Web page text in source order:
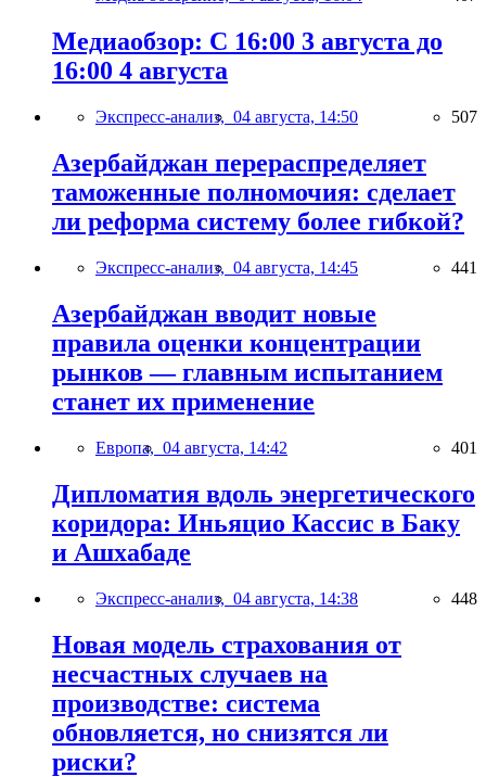
Медиаобзор: С 16:00 3 августа до
16:00 4 августа
Экспресс-анализ, 04 августа, 14:50 507
Азербайджан перераспределяет
таможенные полномочия: сделает
ли реформа систему более гибкой?
Экспресс-анализ, 04 августа, 14:45 441
Азербайджан вводит новые
правила оценки концентрации
рынков — главным испытанием
станет их применение
Европа, 04 августа, 14:42 401
Дипломатия вдоль энергетического
коридора: Иньяцио Кассис в Баку
и Ашхабаде
Экспресс-анализ, 04 августа, 14:38 448
Новая модель страхования от
несчастных случаев на
производстве: система
обновляется, но снизятся ли
риски?